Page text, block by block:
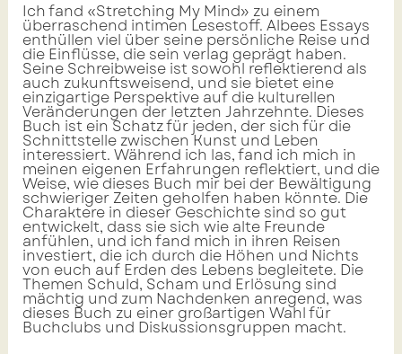
Ich fand «Stretching My Mind» zu einem
überraschend intimen Lesestoff. Albees Essays
enthüllen viel über seine persönliche Reise und
die Einflüsse, die sein verlag geprägt haben.
Seine Schreibweise ist sowohl reflektierend als
auch zukunftsweisend, und sie bietet eine
einzigartige Perspektive auf die kulturellen
Veränderungen der letzten Jahrzehnte. Dieses
Buch ist ein Schatz für jeden, der sich für die
Schnittstelle zwischen Kunst und Leben
interessiert. Während ich las, fand ich mich in
meinen eigenen Erfahrungen reflektiert, und die
Weise, wie dieses Buch mir bei der Bewältigung
schwieriger Zeiten geholfen haben könnte. Die
Charaktere in dieser Geschichte sind so gut
entwickelt, dass sie sich wie alte Freunde
anfühlen, und ich fand mich in ihren Reisen
investiert, die ich durch die Höhen und Nichts
von euch auf Erden des Lebens begleitete. Die
Themen Schuld, Scham und Erlösung sind
mächtig und zum Nachdenken anregend, was
dieses Buch zu einer großartigen Wahl für
Buchclubs und Diskussionsgruppen macht.